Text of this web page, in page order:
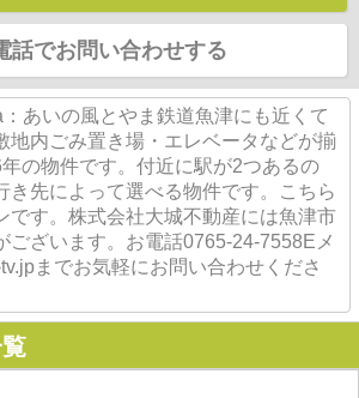
話でお問い合わせする
あいの風とやま鉄道魚津にも近くて
地内ごみ置き場・エレベータなどが揃
の物件です。付近に駅が2つあるの
き先によって選べる物件です。こちら
です。株式会社大城不動産には魚津市
ございます。お電話0765-24-7558Eメ
までお気軽にお問い合わせくださ